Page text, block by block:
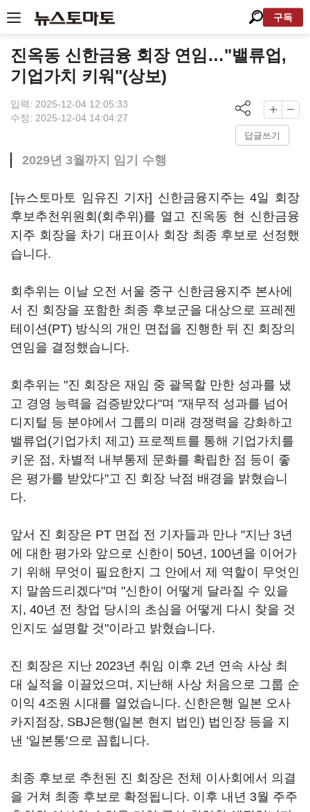
구독
진옥동 신한금융 회장 연임…"밸류업,
기업가치 키워"(상보)
입력: 2025-12-04 12:05:33
수정: 2025-12-04 14:04:27
답글쓰기
2029년 3월까지 임기 수행
[뉴스토마토 임유진 기자] 신한금융지주는 4일 회장
후보추천위원회(회추위)를 열고 진옥동 현 신한금융
지주 회장을 차기 대표이사 회장 최종 후보로 선정했
습니다.
회추위는 이날 오전 서울 중구 신한금융지주 본사에
서 진 회장을 포함한 최종 후보군을 대상으로 프레젠
테이션(PT) 방식의 개인 면접을 진행한 뒤 진 회장의
연임을 결정했습니다.
회추위는 "진 회장은 재임 중 괄목할 만한 성과를 냈
고 경영 능력을 검증받았다"며 "재무적 성과를 넘어
디지털 등 분야에서 그룹의 미래 경쟁력을 강화하고
밸류업(기업가치 제고) 프로젝트를 통해 기업가치를
키운 점, 차별적 내부통제 문화를 확립한 점 등이 좋
은 평가를 받았다"고 진 회장 낙점 배경을 밝혔습니
다.
앞서 진 회장은 PT 면접 전 기자들과 만나 "지난 3년
에 대한 평가와 앞으로 신한이 50년, 100년을 이어가
기 위해 무엇이 필요한지 그 안에서 제 역할이 무엇인
지 말씀드리겠다"며 "신한이 어떻게 달라질 수 있을
지, 40년 전 창업 당시의 초심을 어떻게 다시 찾을 것
인지도 설명할 것"이라고 밝혔습니다.
진 회장은 지난 2023년 취임 이후 2년 연속 사상 최
대 실적을 이끌었으며, 지난해 사상 처음으로 그룹 순
이익 4조원 시대를 열었습니다. 신한은행 일본 오사
카지점장, SBJ은행(일본 현지 법인) 법인장 등을 지
낸 '일본통'으로 꼽힙니다.
최종 후보로 추천된 진 회장은 전체 이사회에서 의결
을 거쳐 최종 후보로 확정됩니다. 이후 내년 3월 주주